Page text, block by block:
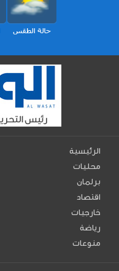
الرئيسية
محليات
برلمان
اقتصاد
خارجيات
رياضة
منوعات